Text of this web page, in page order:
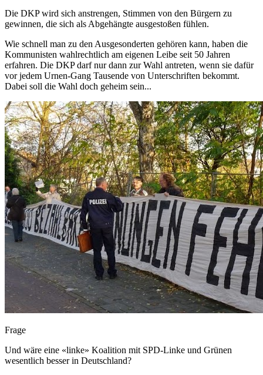
Die DKP wird sich anstrengen, Stimmen von den Bürgern zu
gewinnen, die sich als Abgehängte ausgestoßen fühlen.
Wie schnell man zu den Ausgesonderten gehören kann, haben die
Kommunisten wahlrechtlich am eigenen Leibe seit 50 Jahren
erfahren. Die DKP darf nur dann zur Wahl antreten, wenn sie dafür
vor jedem Urnen-Gang Tausende von Unterschriften bekommt.
Dabei soll die Wahl doch geheim sein...
Frage
Und wäre eine «linke» Koalition mit SPD-Linke und Grünen
wesentlich besser in Deutschland?